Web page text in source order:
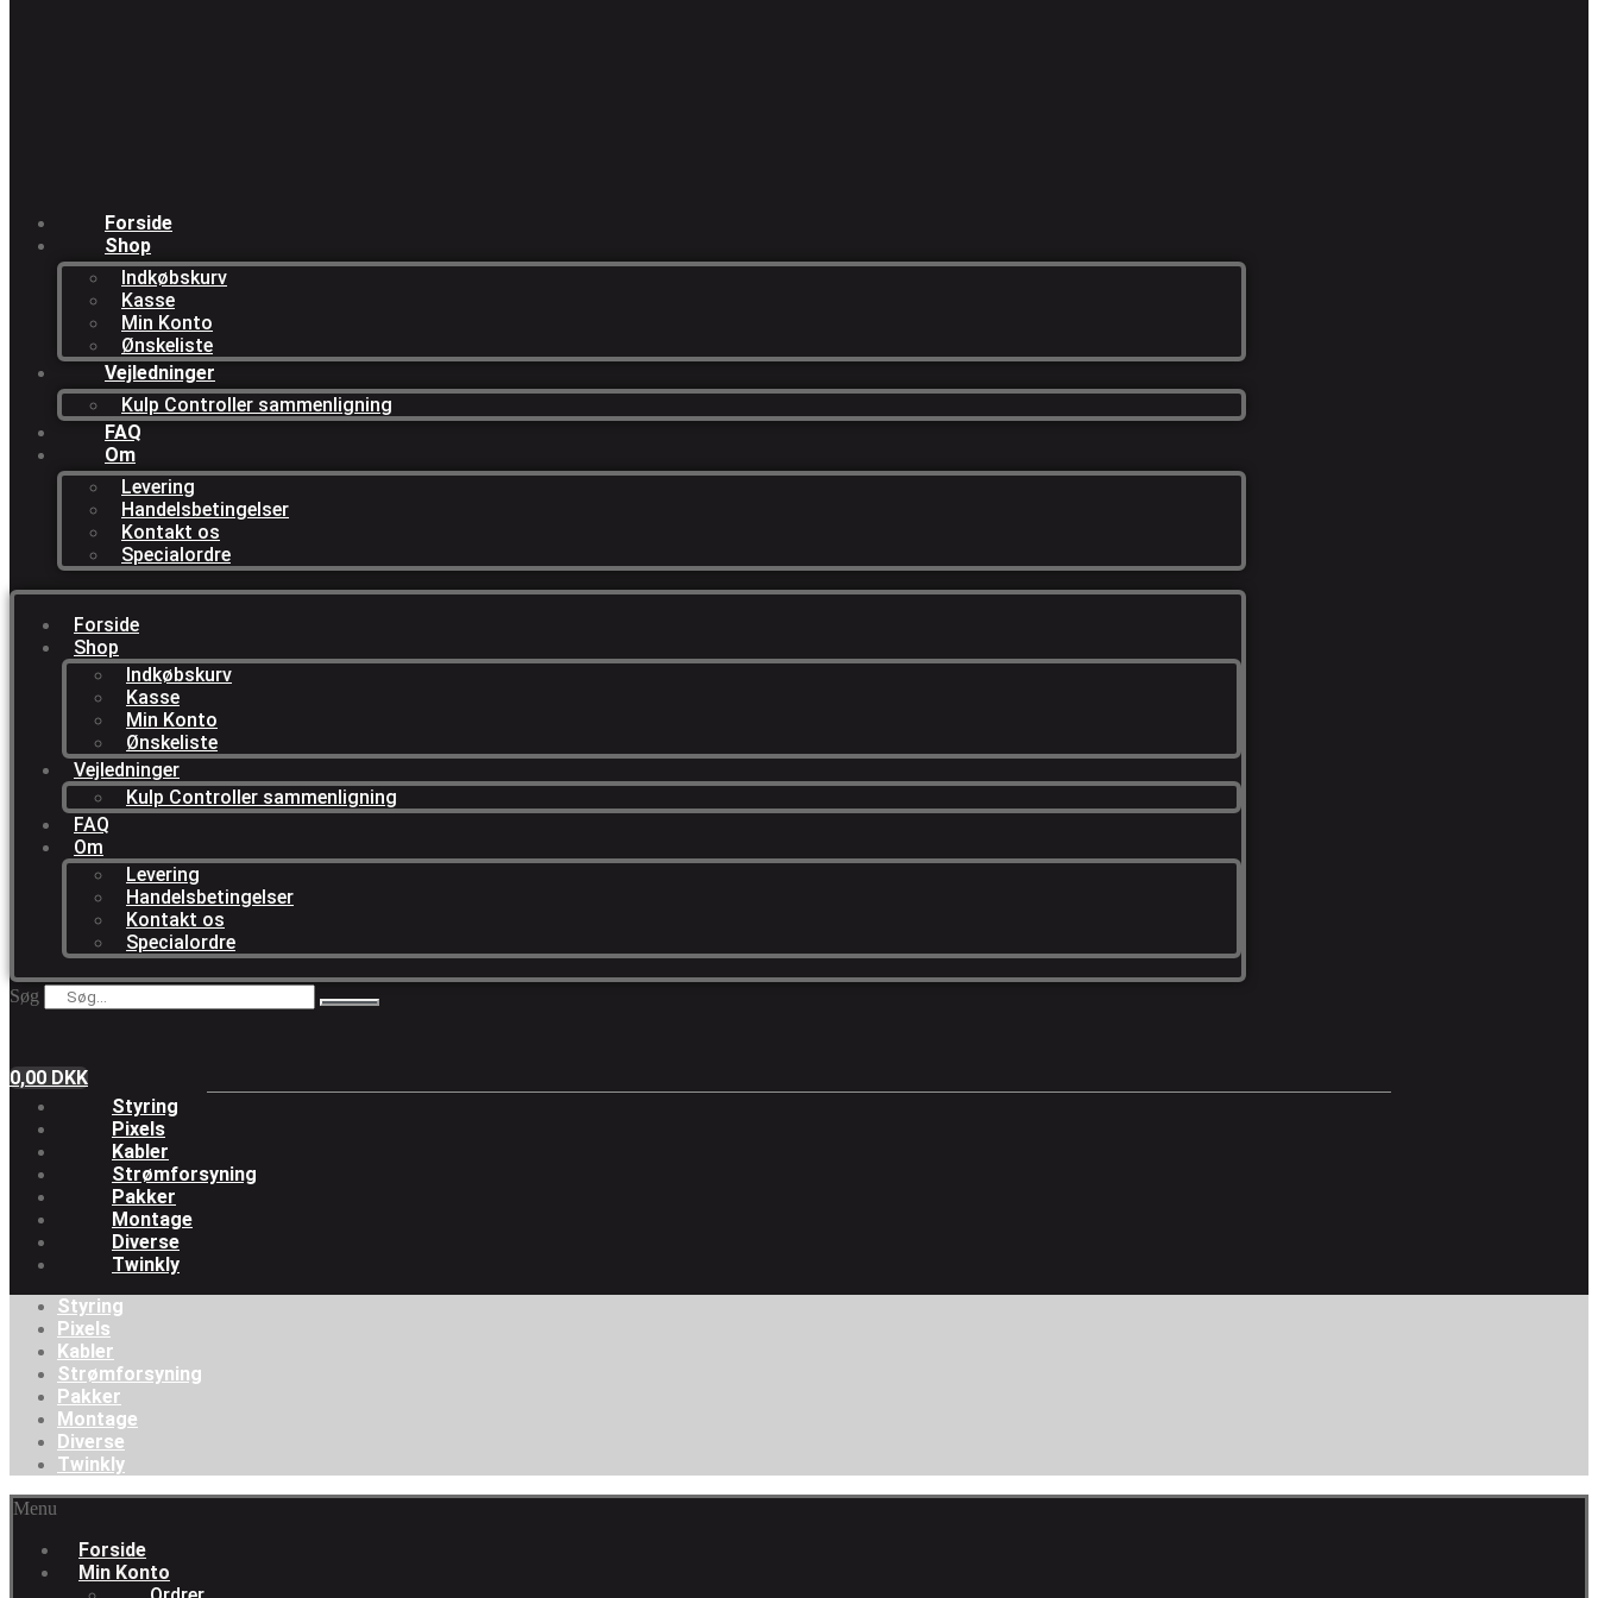
Forside
Shop
Indkøbskurv
Kasse
Min Konto
Ønskeliste
Vejledninger
Kulp Controller sammenligning
FAQ
Om
Levering
Handelsbetingelser
Kontakt os
Specialordre
Forside
Shop
Indkøbskurv
Kasse
Min Konto
Ønskeliste
Vejledninger
Kulp Controller sammenligning
FAQ
Om
Levering
Handelsbetingelser
Kontakt os
Specialordre
Søg
0,00 DKK
Styring
Pixels
Kabler
Strømforsyning
Pakker
Montage
Diverse
Twinkly
Styring
Pixels
Kabler
Strømforsyning
Pakker
Montage
Diverse
Twinkly
Menu
Forside
Min Konto